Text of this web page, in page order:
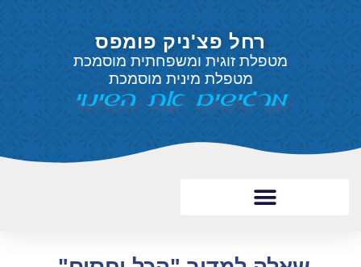
רחל פצ'ניק פומפס
מטפלת זוגית ומשפחתית מוסמכת
מטפלת מינית מוסמכת
מרגישים את השינוי